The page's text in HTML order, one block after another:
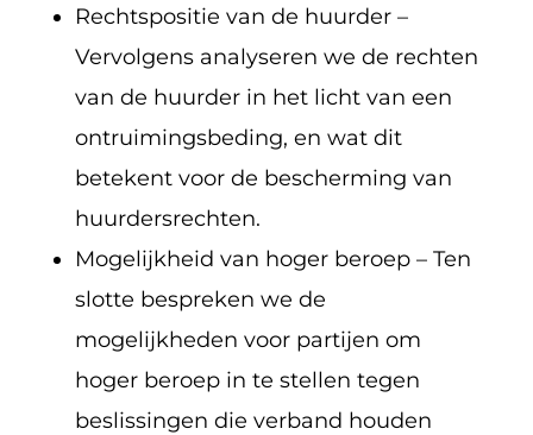
Rechtspositie van de huurder –
Vervolgens analyseren we de rechten
van de huurder in het licht van een
ontruimingsbeding, en wat dit
betekent voor de bescherming van
huurdersrechten.
Mogelijkheid van hoger beroep – Ten
slotte bespreken we de
mogelijkheden voor partijen om
hoger beroep in te stellen tegen
beslissingen die verband houden